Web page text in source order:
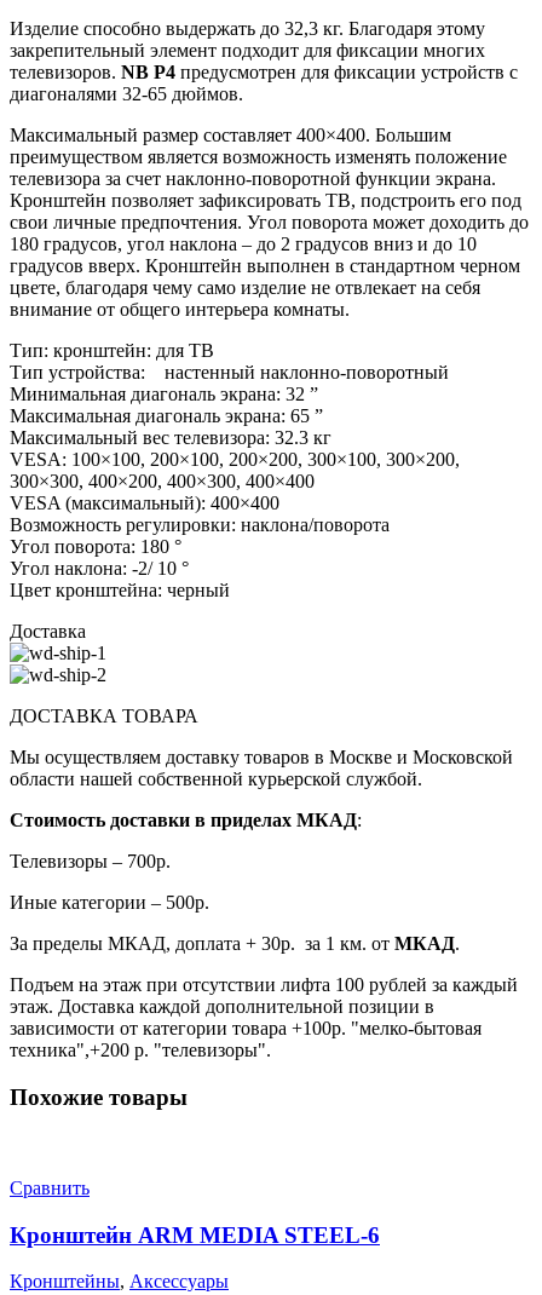
Изделие способно выдержать до 32,3 кг. Благодаря этому
закрепительный элемент подходит для фиксации многих
телевизоров. NB P4 предусмотрен для фиксации устройств с
диагоналями 32-65 дюймов.
Максимальный размер составляет 400×400. Большим
преимуществом является возможность изменять положение
телевизора за счет наклонно-поворотной функции экрана.
Кронштейн позволяет зафиксировать ТВ, подстроить его под
свои личные предпочтения. Угол поворота может доходить до
180 градусов, угол наклона – до 2 градусов вниз и до 10
градусов вверх. Кронштейн выполнен в стандартном черном
цвете, благодаря чему само изделие не отвлекает на себя
внимание от общего интерьера комнаты.
Тип: кронштейн: для ТВ
Тип устройства: настенный наклонно-поворотный
Минимальная диагональ экрана: 32 ”
Максимальная диагональ экрана: 65 ”
Максимальный вес телевизора: 32.3 кг
VESA: 100×100, 200×100, 200×200, 300×100, 300×200,
300×300, 400×200, 400×300, 400×400
VESA (максимальный): 400×400
Возможность регулировки: наклона/поворота
Угол поворота: 180 °
Угол наклона: -2/ 10 °
Цвет кронштейна: черный
Доставка
ДОСТАВКА ТОВАРА
Мы осуществляем доставку товаров в Москве и Московской
области нашей собственной курьерской службой.
Стоимость доставки в приделах МКАД:
Телевизоры – 700р.
Иные категории – 500р.
За пределы МКАД, доплата + 30р. за 1 км. от МКАД.
Подъем на этаж при отсутствии лифта 100 рублей за каждый
этаж. Доставка каждой дополнительной позиции в
зависимости от категории товара +100р. "мелко-бытовая
техника",+200 р. "телевизоры".
Похожие товары
Сравнить
Кронштейн ARM MEDIA STEEL-6
Кронштейны, Аксессуары